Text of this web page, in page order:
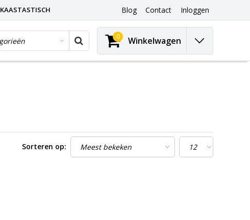
KAASTASTISCH Blog Contact Inloggen
0 Winkelwagen
Sorteren op: